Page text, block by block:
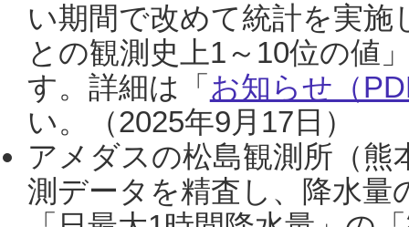
い期間で改めて統計を実
との観測史上1～10位の値
す。詳細は「 お知らせ（
い。（2025年9月17日）
アメダスの松島観測所（熊
測データを精査し、降水